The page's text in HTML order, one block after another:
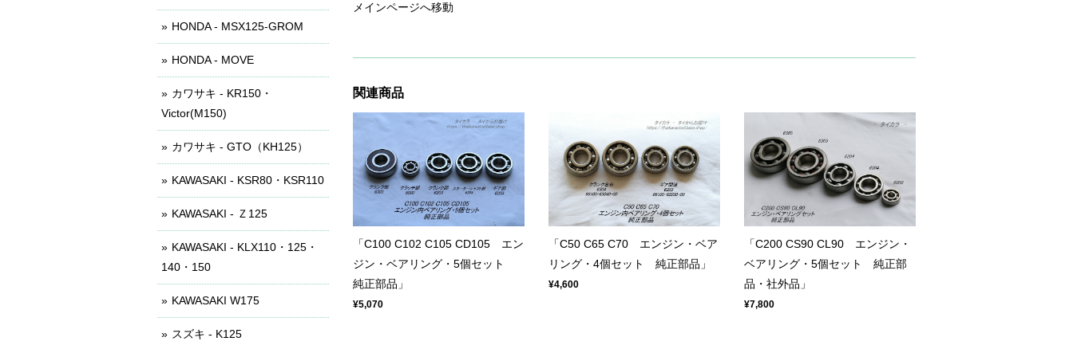
メインページへ移動
関連商品
「C100 C102 C105 CD105 エン
ジン・ベアリング・5個セット
純正部品」
¥5,070
「C50 C65 C70 エンジン・ベア
リング・4個セット 純正部品」
¥4,600
「C200 CS90 CL90 エンジン・
ベアリング・5個セット 純正部
品・社外品」
¥7,800
HONDA - MSX125-GROM
HONDA - MOVE
カワサキ - KR150・
Victor(M150)
カワサキ - GTO（KH125）
KAWASAKI - KSR80・KSR110
KAWASAKI - Ｚ125
KAWASAKI - KLX110・125・
140・150
KAWASAKI W175
スズキ - K125